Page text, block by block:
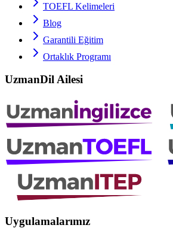
TOEFL Kelimeleri
Blog
Garantili Eğitim
Ortaklık Programı
UzmanDil Ailesi
Uygulamalarımız